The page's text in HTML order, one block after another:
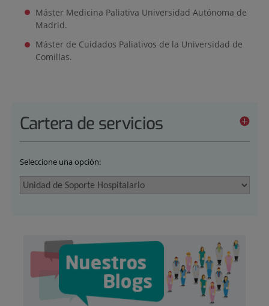
Máster Medicina Paliativa Universidad Autónoma de
Madrid.
Máster de Cuidados Paliativos de la Universidad de
Comillas.
Cartera de servicios
Seleccione una opción: